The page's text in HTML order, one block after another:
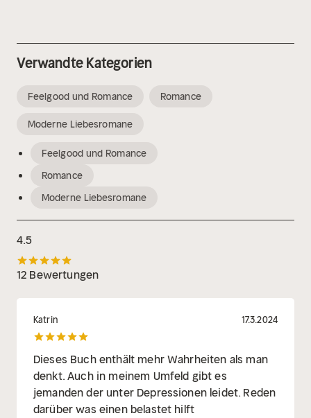
Verwandte Kategorien
Feelgood und Romance Romance
Moderne Liebesromane
Feelgood und Romance
Romance
Moderne Liebesromane
4.5
12 Bewertungen
Katrin 17.3.2024
Dieses Buch enthält mehr Wahrheiten als man
denkt. Auch in meinem Umfeld gibt es
jemanden der unter Depressionen leidet. Reden
darüber was einen belastet hilft